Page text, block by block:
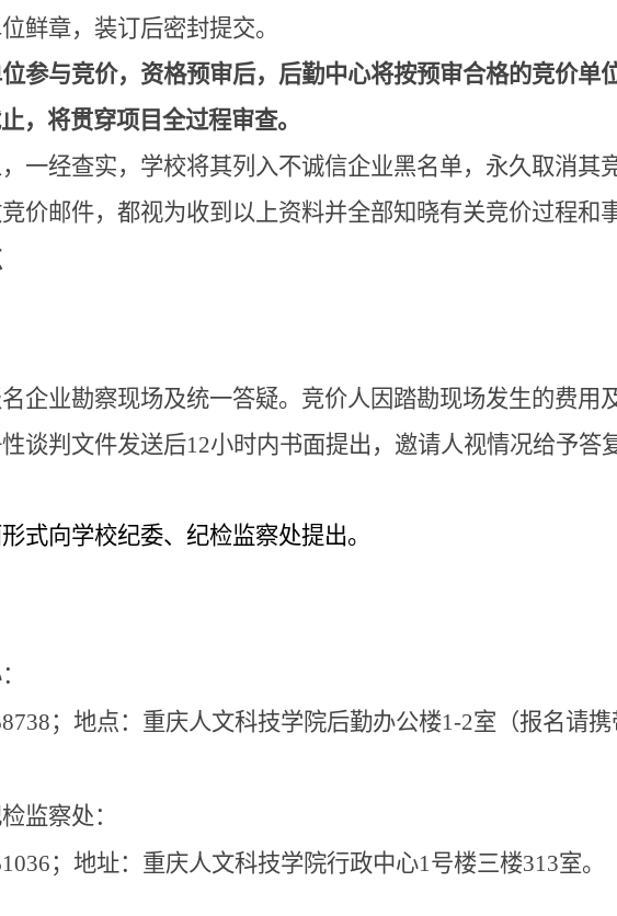
鲜章，装订后密封提交。
参与竞价， 资格预审后， 后勤中心将按预审合格的竞价单
，将贯穿项目全过程审查。
一经查实，学校将其列入不诚信企业黑名单，永久取消其
价邮件，都视为收到以上资料并全部知晓有关竞价过程和
企业勘察现场及统一答疑。竞价人因踏勘现场发生的费用
谈判文件发送后12小时内书面提出，邀请人视情况给予答
式向学校纪委、纪检监察处提出。
；地点：重庆人文科技学院后勤办公楼1-2室（报名请
监察处：
；地址：重庆人文科技学院行政中心1号楼三楼313室。